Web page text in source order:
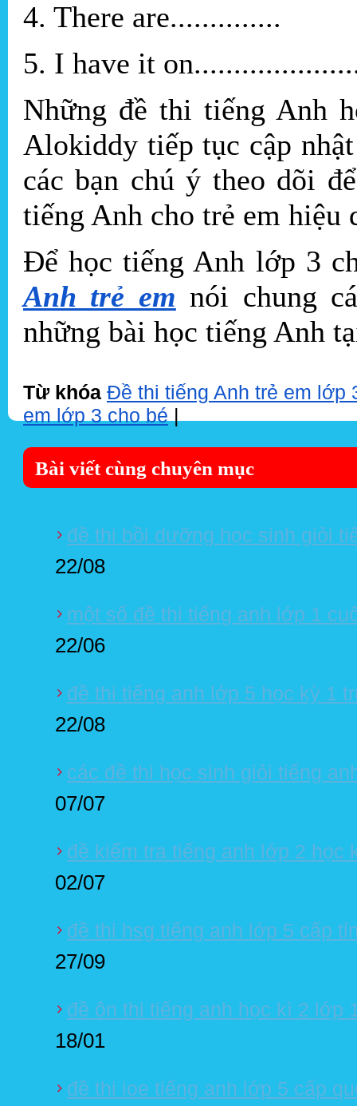
4. There are..............
5. I have it
Những đề thi tiếng Anh
Alokiddy tiếp tục cập
các bạn chú ý theo dõi
tiếng Anh cho trẻ em hiệu
Để học tiếng Anh lớp 3
Anh trẻ em nói chung
những bài học tiếng Anh
Từ khóa Đề thi tiếng Anh trẻ em lớp
em lớp 3 cho bé |
Bài viết cùng chuyên mục
đề thi bồi dưỡng học sinh giỏi
22/08
một số đề thi tiếng anh lớp 1
22/06
đề thi tiếng anh lớp 5 học kỳ 1
22/08
các đề thi học sinh giỏi tiếng
07/07
đề kiểm tra tiếng anh lớp 2 học
02/07
đề thi hsg tiếng anh lớp 5 cấp
27/09
đề ôn thi tiếng anh học kì 2 lớp
18/01
đề thi ioe tiếng anh lớp 5 cấp